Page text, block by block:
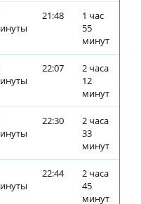
21:48
1 час
55
минут
22:07
2 часа
12
минут
22:30
2 часа
33
минут
22:44
2 часа
45
минут